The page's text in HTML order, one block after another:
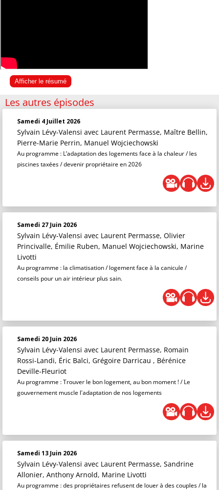
Afficher le résumé
Les autres épisodes
Samedi 4 Juillet 2026
Sylvain Lévy-Valensi avec Laurent Permasse, Maître Bellin,
Pierre-Marie Perrin, Manuel Wojciechowski
Au programme : L’adaptation des logements face à la chaleur / les
piscines taxées / devenir propriétaire en 2026
Samedi 27 Juin 2026
Sylvain Lévy-Valensi avec Laurent Permasse, Olivier
Princivalle, Émilie Ruben, Manuel Wojciechowski, Marine
Livotti
Au programme : la climatisation / logement face à la canicule /
conseils pour un air intérieur plus sain.
Samedi 20 Juin 2026
Sylvain Lévy-Valensi avec Laurent Permasse, Romain
Rossi-Landi, Éric Balci, Grégoire Darricau , Bérénice
Deville-Fleuriot
Au programme : Trouver le bon logement, au bon moment ! / Le
gouvernement muscle l'adaptation de nos logements
Samedi 13 Juin 2026
Sylvain Lévy-Valensi avec Laurent Permasse, Sandrine
Allonier, Anthony Arnold, Marine Livotti
Au programme : des propriétaires refusent de louer à des couples / la